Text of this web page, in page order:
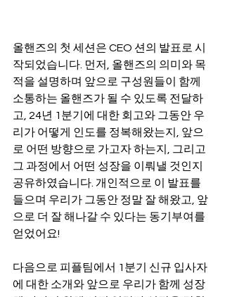
올핸즈의 첫 세션은 CEO 션의 발표로 시
작되었습니다. 먼저, 올핸즈의 의미와 목
적을 설명하며 앞으로 구성원들이 함께
소통하는 올핸즈가 될 수 있도록 전달하
고, 24년 1분기에 대한 회고와 그동안 우
리가 어떻게 인도를 정복해왔는지, 앞으
로 어떤 방향으로 가고자 하는지, 그리고
그 과정에서 어떤 성장을 이뤄낼 것인지
공유하였습니다. 개인적으로 이 발표를
들으며 우리가 그동안 정말 잘 해왔고, 앞
으로 더 잘 해나갈 수 있다는 동기부여를
얻었어요!
다음으로 피플팀에서 1분기 신규 입사자
에 대한 소개와 앞으로 우리가 함께 성장